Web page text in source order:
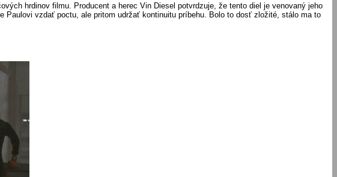
hrdinov filmu. Producent a herec Vin Diesel potvrdzuje, že tento diel je venovaný jeho
Paulovi vzdať poctu, ale pritom udržať kontinuitu príbehu. Bolo to dosť zložité, stálo ma to